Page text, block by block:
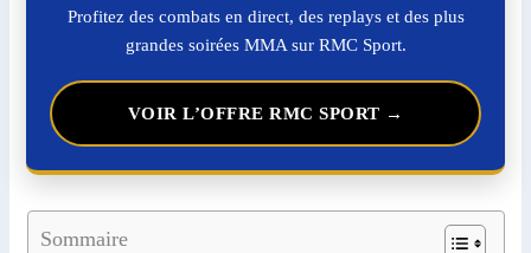
Profitez des combats en direct, des replays et des plus
grandes soirées MMA sur RMC Sport.
VOIR L’OFFRE RMC SPORT →
Sommaire